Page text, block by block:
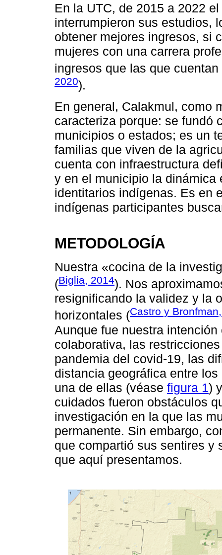
En la UTC, de 2015 a 2022
interrumpieron sus estudios,
obtener mejores ingresos, si
mujeres con una carrera
ingresos que las que
2020).
En general, Calakmul, como
caracteriza porque: se fundó
municipios o estados; es un
familias que viven de la
cuenta con infraestructura
y en el municipio la
identitarios indígenas. Es en
indígenas participantes
METODOLOGÍA
Nuestra «cocina de la
(Biglia, 2014). Nos
resignificando la validez y la
horizontales (Castro y
Aunque fue nuestra
colaborativa, las
pandemia del covid-19, las
distancia geográfica entre
una de ellas (véase figura 1)
cuidados fueron obstáculos
investigación en la que las
permanente. Sin embargo,
que compartió sus sentires y
que aquí presentamos.